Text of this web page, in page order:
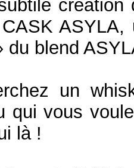
du blend
un
qui vous
là !